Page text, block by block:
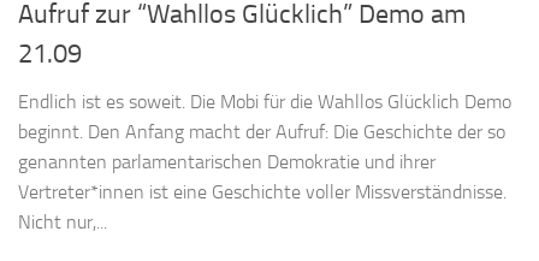
Aufruf zur “Wahllos Glücklich” Demo am
21.09
Endlich ist es soweit. Die Mobi für die Wahllos Glücklich Demo
beginnt. Den Anfang macht der Aufruf: Die Geschichte der so
genannten parlamentarischen Demokratie und ihrer
Vertreter*innen ist eine Geschichte voller Missverständnisse.
Nicht nur,...